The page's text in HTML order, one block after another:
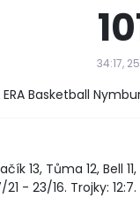
34:17,
ERA Basketball
13, Tůma 12, Bell
- 23/16. Trojky: